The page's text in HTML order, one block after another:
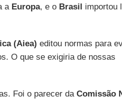
a Europa, e o Brasil importou
(Aiea) editou normas para
O que se exigiria de nossas
Foi o parecer da Comissão